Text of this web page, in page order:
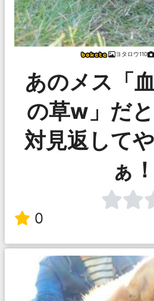
ヨタロウ110
あのメス「
の草w」だ
対見返して
ぁ！
0